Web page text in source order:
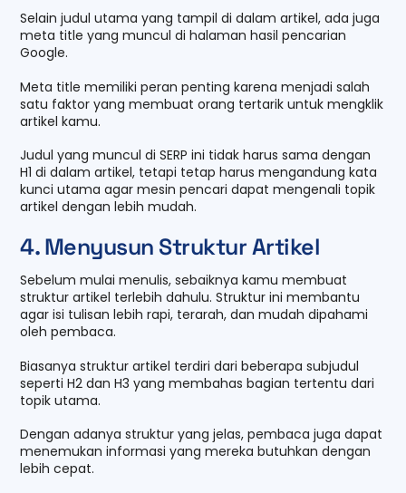
Selain judul utama yang tampil di dalam artikel, ada juga
meta title yang muncul di halaman hasil pencarian
Google.
Meta title memiliki peran penting karena menjadi salah
satu faktor yang membuat orang tertarik untuk mengklik
artikel kamu.
Judul yang muncul di SERP ini tidak harus sama dengan
H1 di dalam artikel, tetapi tetap harus mengandung kata
kunci utama agar mesin pencari dapat mengenali topik
artikel dengan lebih mudah.
4. Menyusun Struktur Artikel
Sebelum mulai menulis, sebaiknya kamu membuat
struktur artikel terlebih dahulu. Struktur ini membantu
agar isi tulisan lebih rapi, terarah, dan mudah dipahami
oleh pembaca.
Biasanya struktur artikel terdiri dari beberapa subjudul
seperti H2 dan H3 yang membahas bagian tertentu dari
topik utama.
Dengan adanya struktur yang jelas, pembaca juga dapat
menemukan informasi yang mereka butuhkan dengan
lebih cepat.